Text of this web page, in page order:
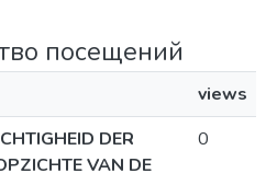
посещений
views
DER
VAN DE
0